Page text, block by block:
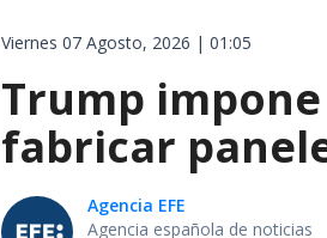
Viernes 07 Agosto, 2026 | 01:05
Trump
fabricar
Agencia EFE
Agencia española de noticias